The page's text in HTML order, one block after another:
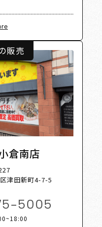
販売
倉南店
津田新町4-7-5
5005